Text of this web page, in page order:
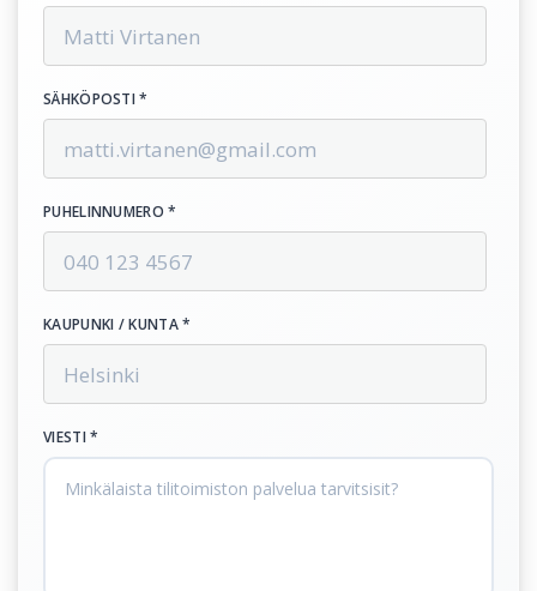
SÄHKÖPOSTI *
PUHELINNUMERO *
KAUPUNKI / KUNTA *
VIESTI *